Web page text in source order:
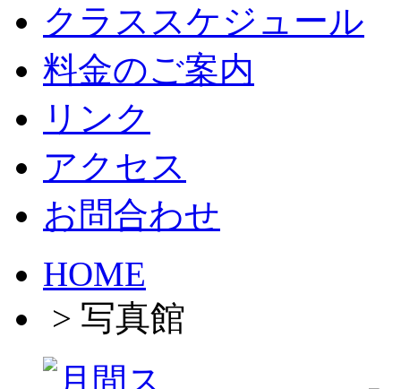
クラススケジュール
料金のご案内
リンク
アクセス
お問合わせ
HOME
> 写真館